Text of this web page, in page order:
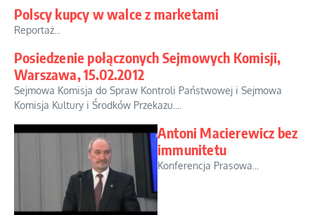
Polscy kupcy w walce z marketami
Reportaż...
Posiedzenie połączonych Sejmowych Komisji,
Warszawa, 15.02.2012
Sejmowa Komisja do Spraw Kontroli Państwowej i Sejmowa
Komisja Kultury i Środków Przekazu....
Antoni Macierewicz bez
immunitetu
Konferencja Prasowa...